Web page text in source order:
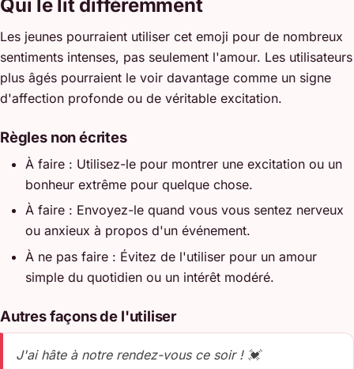
Qui le lit différemment
Les jeunes pourraient utiliser cet emoji pour de nombreux
sentiments intenses, pas seulement l'amour. Les utilisateurs
plus âgés pourraient le voir davantage comme un signe
d'affection profonde ou de véritable excitation.
Règles non écrites
À faire : Utilisez-le pour montrer une excitation ou un
bonheur extrême pour quelque chose.
À faire : Envoyez-le quand vous vous sentez nerveux
ou anxieux à propos d'un événement.
À ne pas faire : Évitez de l'utiliser pour un amour
simple du quotidien ou un intérêt modéré.
Autres façons de l'utiliser
J'ai hâte à notre rendez-vous ce soir ! 💓